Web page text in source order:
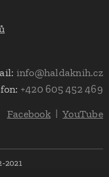
info@haldaknih.cz
+420 605 452 469
Facebook|YouTube
2021